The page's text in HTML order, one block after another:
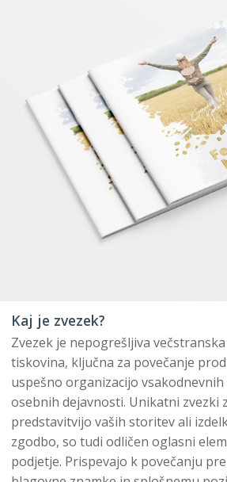
Kaj je zvezek?
Zvezek je nepogrešljiva
tiskovina, ključna za povečanje
uspešno organizacijo
osebnih dejavnosti. Unikatni zvezki
predstavitvijo vaših storitev ali
zgodbo, so tudi odličen oglasni
podjetje. Prispevajo k povečanju